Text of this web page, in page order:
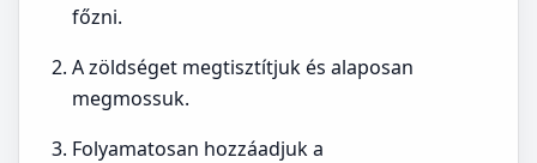
főzni.
A zöldséget megtisztítjuk és alaposan
megmossuk.
Folyamatosan hozzáadjuk a